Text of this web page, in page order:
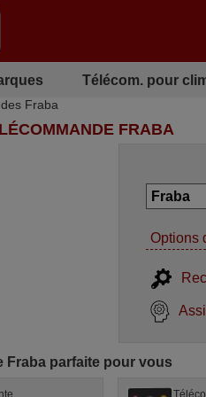
Télécom. pour
Fraba
FRABA
Options
Fraba parfaite pour vous